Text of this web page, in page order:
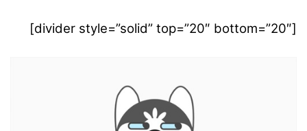
[divider style=”solid” top=”20″ bottom=”20″]